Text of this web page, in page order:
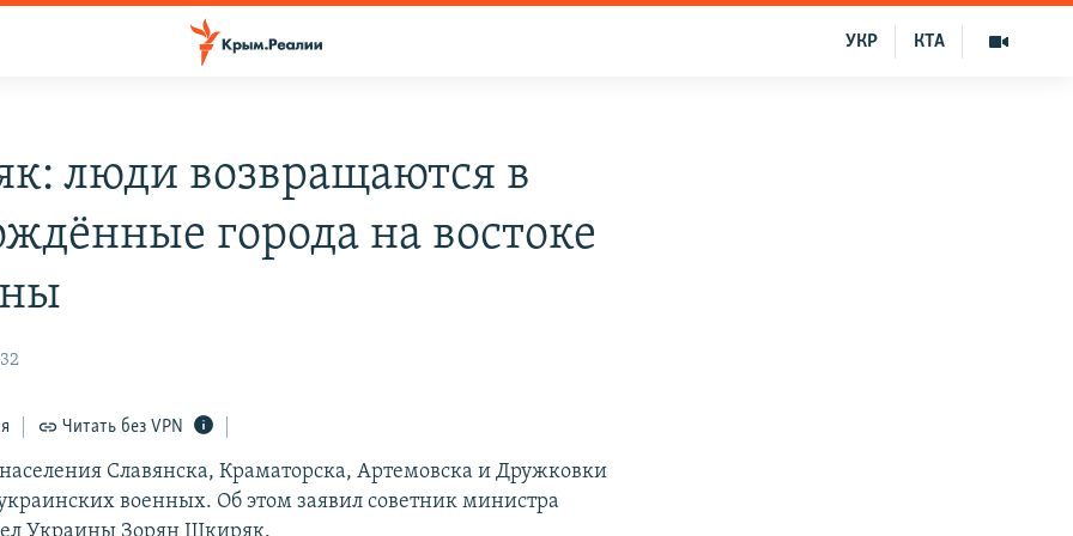
КТА
УКР
люди возвращаются в
города на востоке
Читать без VPN
Славянска, Краматорска, Артемовска и Дружковки
военных. Об этом заявил советник министра